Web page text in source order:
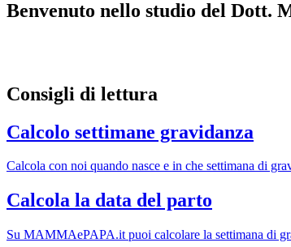
Benvenuto nello studio del Dott.
Consigli di lettura
Calcolo settimane gravidanza
Calcola con noi quando nasce e in che settimana di
Calcola la data del parto
Su MAMMAePAPA.it puoi calcolare la settimana di